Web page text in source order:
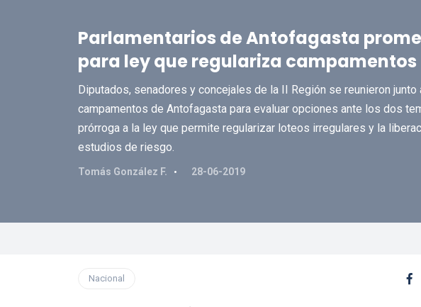
Parlamentarios de Antofagasta
para ley que regulariza campamentos
Diputados, senadores y concejales de la II Región se reunieron
campamentos de Antofagasta para evaluar opciones ante los dos
prórroga a la ley que permite regularizar loteos irregulares y la
estudios de riesgo.
Tomás González F. 28-06-2019
Nacional